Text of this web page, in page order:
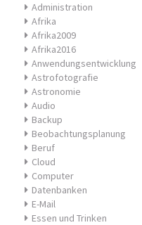
Administration
Afrika
Afrika2009
Afrika2016
Anwendungsentwicklung
Astrofotografie
Astronomie
Audio
Backup
Beobachtungsplanung
Beruf
Cloud
Computer
Datenbanken
E-Mail
Essen und Trinken